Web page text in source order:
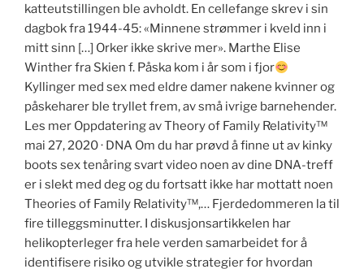
katteutstillingen ble avholdt. En cellefange skrev i sin
dagbok fra 1944-45: «Minnene strømmer i kveld inn i
mitt sinn […] Orker ikke skrive mer». Marthe Elise
Winther fra Skien f. Påska kom i år som i fjor
Kyllinger med sex med eldre damer nakene kvinner og
påskeharer ble tryllet frem, av små ivrige barnehender.
Les mer Oppdatering av Theory of Family Relativity™
mai 27, 2020 · DNA Om du har prøvd å finne ut av kinky
boots sex tenåring svart video noen av dine DNA-treff
er i slekt med deg og du fortsatt ikke har mottatt noen
Theories of Family Relativity™,… Fjerdedommeren la til
fire tilleggsminutter. I diskusjonsartikkelen har
helikopterleger fra hele verden samarbeidet for å
identifisere risiko og utvikle strategier for hvordan